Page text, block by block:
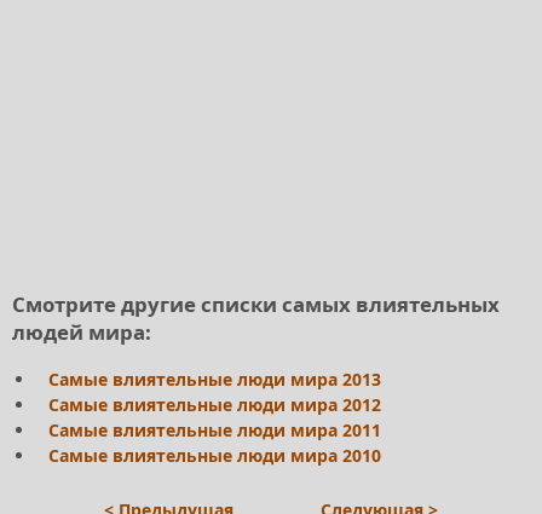
Смотрите другие списки самых влиятельных
людей мира:
Самые влиятельные люди мира 2013
Самые влиятельные люди мира 2012
Самые влиятельные люди мира 2011
Самые влиятельные люди мира 2010
< Предыдущая Следующая >